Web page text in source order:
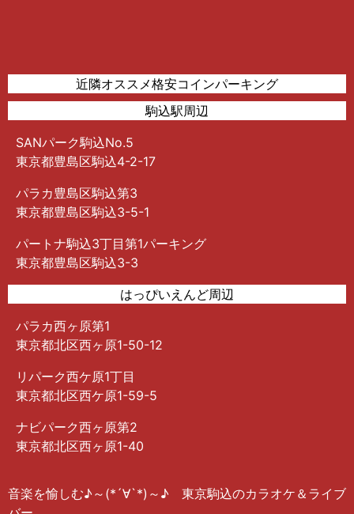
近隣オススメ格安コインパーキング
駒込駅周辺
SANパーク駒込No.5
東京都豊島区駒込4-2-17
パラカ豊島区駒込第3
東京都豊島区駒込3-5-1
パートナ駒込3丁目第1パーキング
東京都豊島区駒込3-3
はっぴいえんど周辺
パラカ西ヶ原第1
東京都北区西ヶ原1-50-12
リパーク西ケ原1丁目
東京都北区西ケ原1-59-5
ナビパーク西ヶ原第2
東京都北区西ヶ原1-40
音楽を愉しむ♪︎～(*´∀︎`*)～♪︎ 東京駒込のカラオケ＆ライブ